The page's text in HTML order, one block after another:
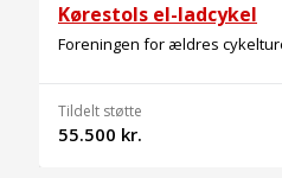
Kørestols el-ladcykel
Foreningen for ældres
Tildelt støtte
55.500 kr.